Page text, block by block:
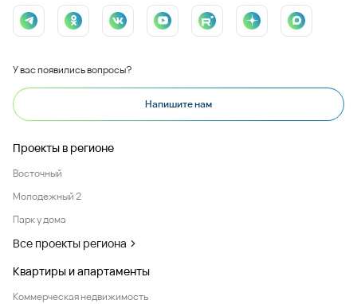
У вас появились вопросы?
Напишите нам
Проекты в регионе
Восточный
Молодежный 2
Парк у дома
Все проекты региона
Квартиры и апартаменты
Коммерческая недвижимость